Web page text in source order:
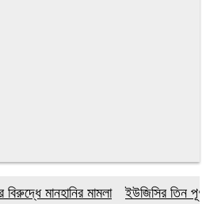
মানহানির মামলা ইউজিসির তিন